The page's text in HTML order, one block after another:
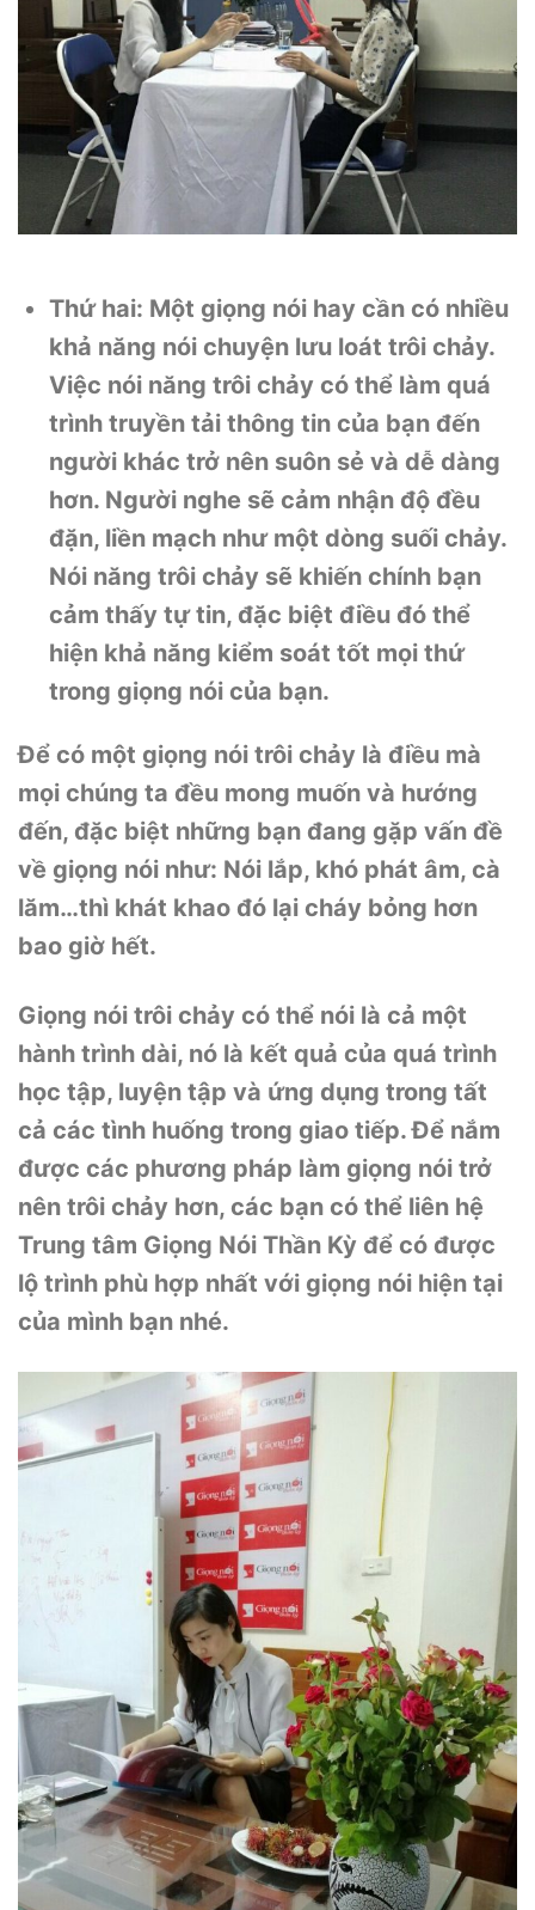
Thứ hai: Một giọng nói hay cần có nhiều
khả năng nói chuyện lưu loát trôi chảy.
Việc nói năng trôi chảy có thể làm quá
trình truyền tải thông tin của bạn đến
người khác trở nên suôn sẻ và dễ dàng
hơn. Người nghe sẽ cảm nhận độ đều
đặn, liền mạch như một dòng suối chảy.
Nói năng trôi chảy sẽ khiến chính bạn
cảm thấy tự tin, đặc biệt điều đó thể
hiện khả năng kiểm soát tốt mọi thứ
trong giọng nói của bạn.
Để có một giọng nói trôi chảy là điều mà
mọi chúng ta đều mong muốn và hướng
đến, đặc biệt những bạn đang gặp vấn đề
về giọng nói như: Nói lắp, khó phát âm, cà
lăm…thì khát khao đó lại cháy bỏng hơn
bao giờ hết.
Giọng nói trôi chảy có thể nói là cả một
hành trình dài, nó là kết quả của quá trình
học tập, luyện tập và ứng dụng trong tất
cả các tình huống trong giao tiếp. Để nắm
được các phương pháp làm giọng nói trở
nên trôi chảy hơn, các bạn có thể liên hệ
Trung tâm Giọng Nói Thần Kỳ để có được
lộ trình phù hợp nhất với giọng nói hiện tại
của mình bạn nhé.